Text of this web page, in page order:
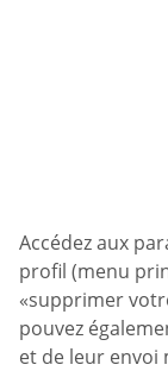
Accédez aux
profil (menu
«supprimer
pouvez
et de leur envoi